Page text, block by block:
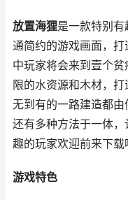
放置海狸是一款特别
通简约的游戏画面，
中玩家将会来到壹个
限的水资源和木材，
无到有的一路建造都
还有多种方法于一体
趣的玩家欢迎前来下载
游戏特色